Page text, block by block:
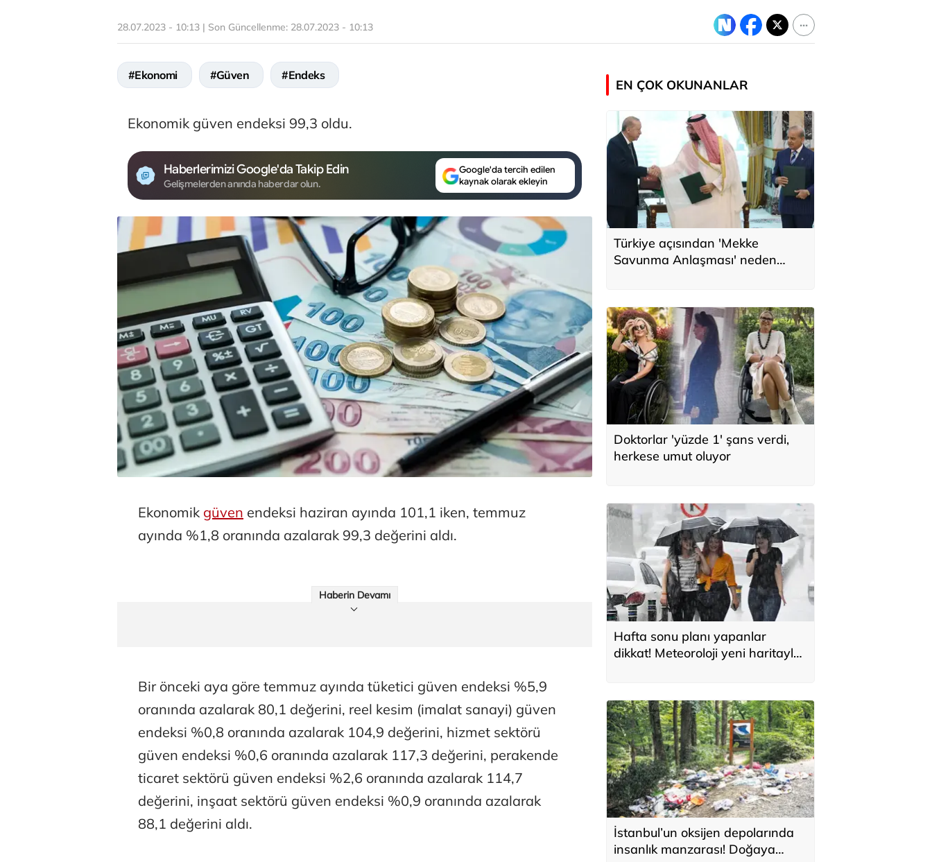
28.07.2023 - 10:13 | Son Güncellenme: 28.07.2023 - 10:13
#Ekonomi #Güven #Endeks
Ekonomik güven endeksi 99,3 oldu.
Haberlerimizi Google'da Takip Edin
Gelişmelerden anında haberdar olun.
Google'da tercih edilen
kaynak olarak ekleyin
Ekonomik güven endeksi haziran ayında 101,1 iken, temmuz
ayında %1,8 oranında azalarak 99,3 değerini aldı.
Haberin Devamı
Bir önceki aya göre temmuz ayında tüketici güven endeksi %5,9
oranında azalarak 80,1 değerini, reel kesim (imalat sanayi) güven
endeksi %0,8 oranında azalarak 104,9 değerini, hizmet sektörü
güven endeksi %0,6 oranında azalarak 117,3 değerini, perakende
ticaret sektörü güven endeksi %2,6 oranında azalarak 114,7
değerini, inşaat sektörü güven endeksi %0,9 oranında azalarak
88,1 değerini aldı.
EN ÇOK OKUNANLAR
Türkiye açısından 'Mekke
Savunma Anlaşması' neden
Doktorlar 'yüzde 1' şans verdi,
herkese umut oluyor
Hafta sonu planı yapanlar
dikkat! Meteoroloji yeni haritayla
İstanbul’un oksijen depolarında
insanlık manzarası! Doğaya